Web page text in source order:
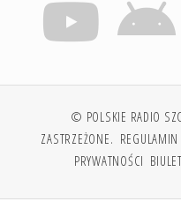
© POLSKIE RADIO
ZASTRZEŻONE.
PRYWATNOŚCI